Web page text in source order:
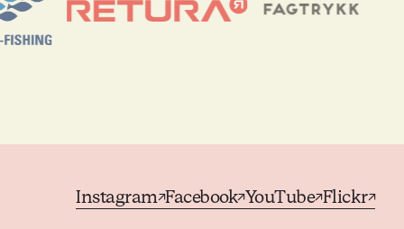
Instagram↗Facebook↗YouTube↗Flickr↗